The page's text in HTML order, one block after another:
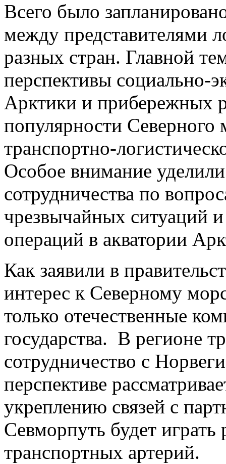
Всего было
между представителями
разных стран. Главной
перспективы социально-
Арктики и прибережных
популярности Северного
транспортно-
Особое внимание
сотрудничества по
чрезвычайных ситуаций
операций в акватории
Как заявили в
интерес к Северному
только отечественные
государства. В регионе
сотрудничество с
перспективе
укреплению связей с
Севморпуть будет
транспортных артерий.